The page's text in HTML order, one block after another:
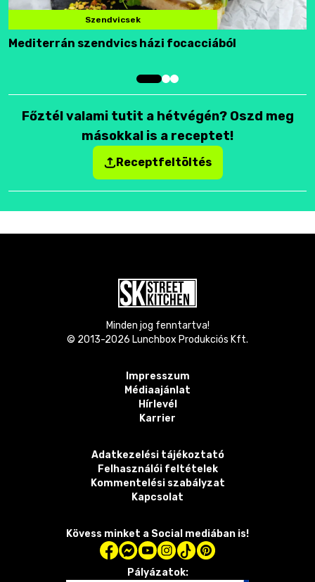
Szendvicsek
Mediterrán szendvics házi focacciából
Főztél valami tutit a hétvégén? Oszd meg
másokkal is a receptet!
Receptfeltöltés
Minden jog fenntartva!
© 2013-2026 Lunchbox Produkciós Kft.
Impresszum
Médiaajánlat
Hírlevél
Karrier
Adatkezelési tájékoztató
Felhasználói feltételek
Kommentelési szabályzat
Kapcsolat
Kövess minket a Social mediában is!
Pályázatok: